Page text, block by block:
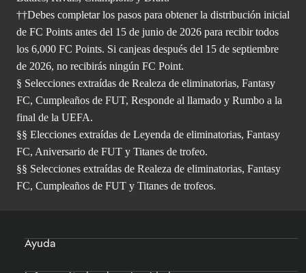
††Debes completar los pasos para obtener la distribución inicial
de FC Points antes del 15 de junio de 2026 para recibir todos
los 6,000 FC Points. Si canjeas después del 15 de septiembre
de 2026, no recibirás ningún FC Point.
§ Selecciones extraídas de Realeza de eliminatorias, Fantasy
FC, Cumpleaños de FUT, Responde al llamado y Rumbo a la
final de la UEFA.
§§ Elecciones extraídas de Leyenda de eliminatorias, Fantasy
FC, Aniversario de FUT y Titanes de trofeo.
§§ Selecciones extraídas de Realeza de eliminatorias, Fantasy
FC, Cumpleaños de FUT y Titanes de trofeos.
Ayuda